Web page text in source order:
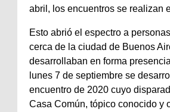
abril, los encuentros se realizan
Esto abrió el espectro a
cerca de la ciudad de Buenos
desarrollaban en forma
lunes 7 de septiembre se
encuentro de 2020 cuyo
Casa Común, tópico conocido y